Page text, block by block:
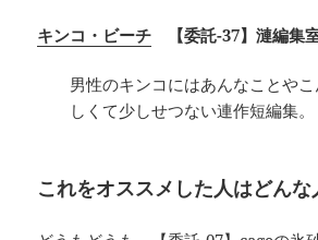
キンコ・ビーチ 【委託-37】漣編集
男性のキンコにはあんなことや
しくて少しせつない連作短編集。
これをオススメした人はどんな